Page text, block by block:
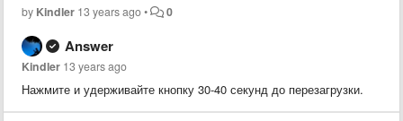
by Kindler 13 years ago• 0
Answer
Kindler 13 years ago
Нажмите и удерживайте кнопку 30-40 секунд до перезагрузки.